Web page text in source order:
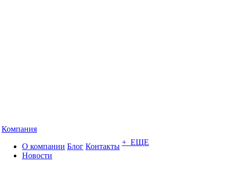
Компания
О компании
Новости
Блог Контакты + ЕЩЕ